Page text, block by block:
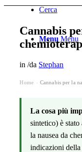
Cerca
Menu Menu
Cannabis
in/da Stephan
Home Cannabis per la
La cosa più
sintetico) è
la nausea da
indicazioni